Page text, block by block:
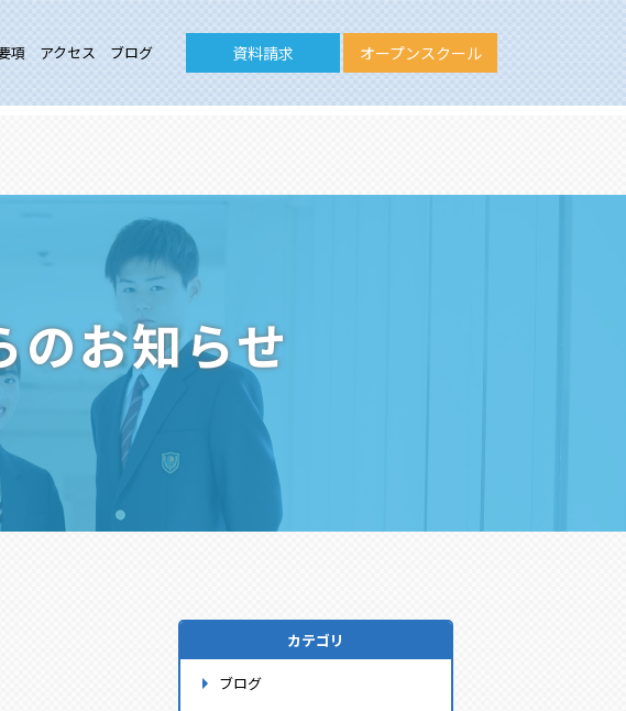
項 アクセス ブログ 資料請求 オープンスクール
のお知らせ
カテゴリ
ブログ